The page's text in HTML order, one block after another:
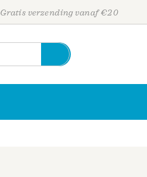
Gratis verzending vanaf €20
Personen